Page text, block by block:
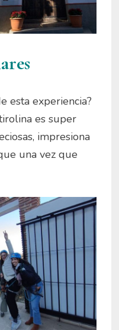
esta experiencia?
es super
impresiona
una vez que